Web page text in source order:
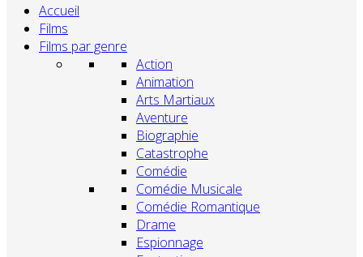
Accueil
Films
Films par genre
Action
Animation
Arts Martiaux
Aventure
Biographie
Catastrophe
Comédie
Comédie Musicale
Comédie Romantique
Drame
Espionnage